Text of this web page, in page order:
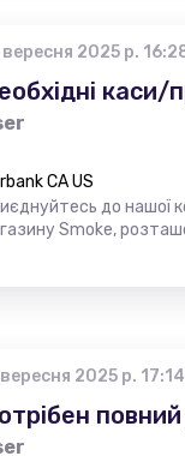
вересня 2025 р.
каси/
CA US
до нашої
Smoke,
вересня 2025 р. 17:14